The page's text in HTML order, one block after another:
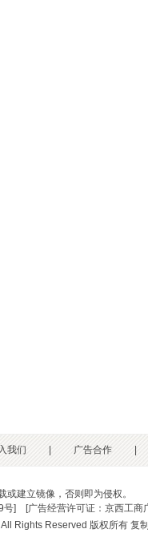
我们 广告合作
建立镜像，否则即为侵权。
号] [广告经营许可证：京西工商
Rights Reserved 版权所有 复